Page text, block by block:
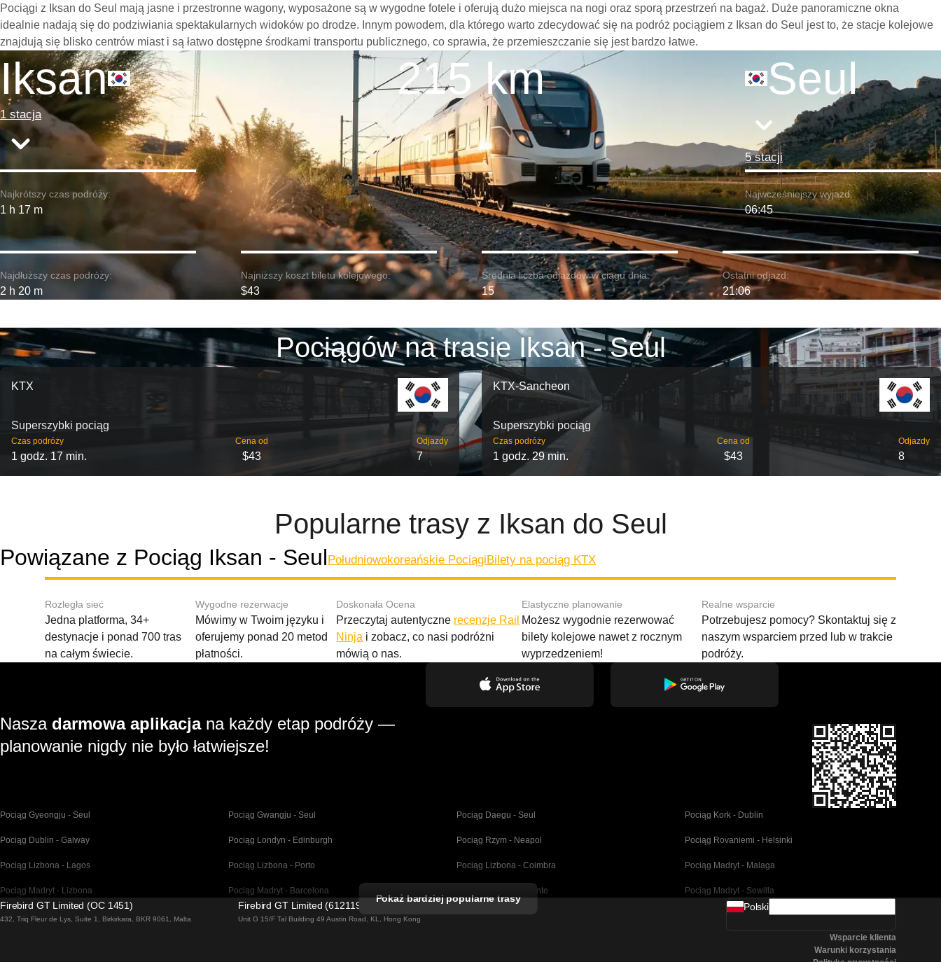
Pociągi z Iksan do Seul mają jasne i przestronne wagony, wyposażone są w wygodne fotele i oferują dużo miejsca na nogi oraz sporą przestrzeń na bagaż. Duże panoramiczne okna
idealnie nadają się do podziwiania spektakularnych widoków po drodze. Innym powodem, dla którego warto zdecydować się na podróż pociągiem z Iksan do Seul jest to, że stacje kolejowe
znajdują się blisko centrów miast i są łatwo dostępne środkami transportu publicznego, co sprawia, że przemieszczanie się jest bardzo łatwe.
Iksan
1 stacja
215 km Seul
5 stacji
Najkrótszy czas podróży:
1 h 17 m
Najwcześniejszy wyjazd:
06:45
Najdłuższy czas podróży:
2 h 20 m
Najniższy koszt biletu kolejowego:
$43
Średnia liczba odjazdów w ciągu dnia:
15
Ostatni odjazd:
21:06
Pociągów na trasie Iksan - Seul
KTX
Superszybki pociąg
Czas podróży
1 godz. 17 min.
Cena od
$43
Odjazdy
7
KTX-Sancheon
Superszybki pociąg
Czas podróży
1 godz. 29 min.
Cena od
$43
Odjazdy
8
Popularne trasy z Iksan do Seul
Powiązane z Pociąg Iksan - SeulPołudniowokoreańskie PociągiBilety na pociąg KTX
Rozległa sieć
Jedna platforma, 34+
destynacje i ponad 700 tras
na całym świecie.
Wygodne rezerwacje
Mówimy w Twoim języku i
oferujemy ponad 20 metod
płatności.
Doskonała Ocena
Przeczytaj autentyczne recenzje Rail
Ninja i zobacz, co nasi podróżni
mówią o nas.
Elastyczne planowanie
Możesz wygodnie rezerwować
bilety kolejowe nawet z rocznym
wyprzedzeniem!
Realne wsparcie
Potrzebujesz pomocy? Skontaktuj się z
naszym wsparciem przed lub w trakcie
podróży.
Nasza darmowa aplikacjana każdy etap podróży —
planowanie nigdy nie było łatwiejsze!
Pociąg Gyeongju - Seul Pociąg Gwangju - Seul Pociąg Daegu - Seul Pociąg Kork - Dublin
Pociąg Dublin - Galway Pociąg Londyn - Edinburgh Pociąg Rzym - Neapol Pociąg Rovaniemi - Helsinki
Pociąg Lizbona - Lagos Pociąg Lizbona - Porto Pociąg Lizbona - Coimbra Pociąg Madryt - Malaga
Pociąg Madryt - Lizbona Pociąg Madryt - Barcelona Pociąg Madryt - Alicante Pociąg Madryt - Sewilla
Pociąg Malaga - Madryt Pociąg Barcelona - Madryt Pociąg Barcelona - Malaga
Pokaż bardziej popularne trasy
Firebird GT Limited (OC 1451)
432, Triq Fleur de Lys, Suite 1, Birkirkara, BKR 9061, Malta
Firebird GT Limited (61211989)
Unit G 15/F Tal Building 49 Austin Road, KL, Hong Kong
Polski
Wsparcie klienta
Warunki korzystania